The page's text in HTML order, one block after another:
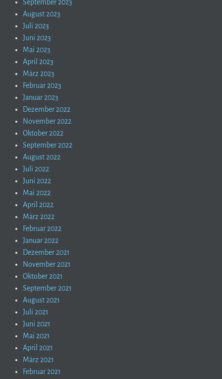
September 2023
August 2023
Juli 2023
Juni 2023
Mai 2023
April 2023
März 2023
Februar 2023
Januar 2023
Dezember 2022
November 2022
Oktober 2022
September 2022
August 2022
Juli 2022
Juni 2022
Mai 2022
April 2022
März 2022
Februar 2022
Januar 2022
Dezember 2021
November 2021
Oktober 2021
September 2021
August 2021
Juli 2021
Juni 2021
Mai 2021
April 2021
März 2021
Februar 2021